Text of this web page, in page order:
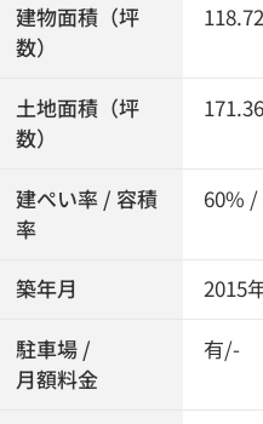
建物面積（坪
数）
土地面積（坪
数）
建ぺい率 / 容積
率
60% /
築年月 2015
駐車場 /
月額料金
有/-